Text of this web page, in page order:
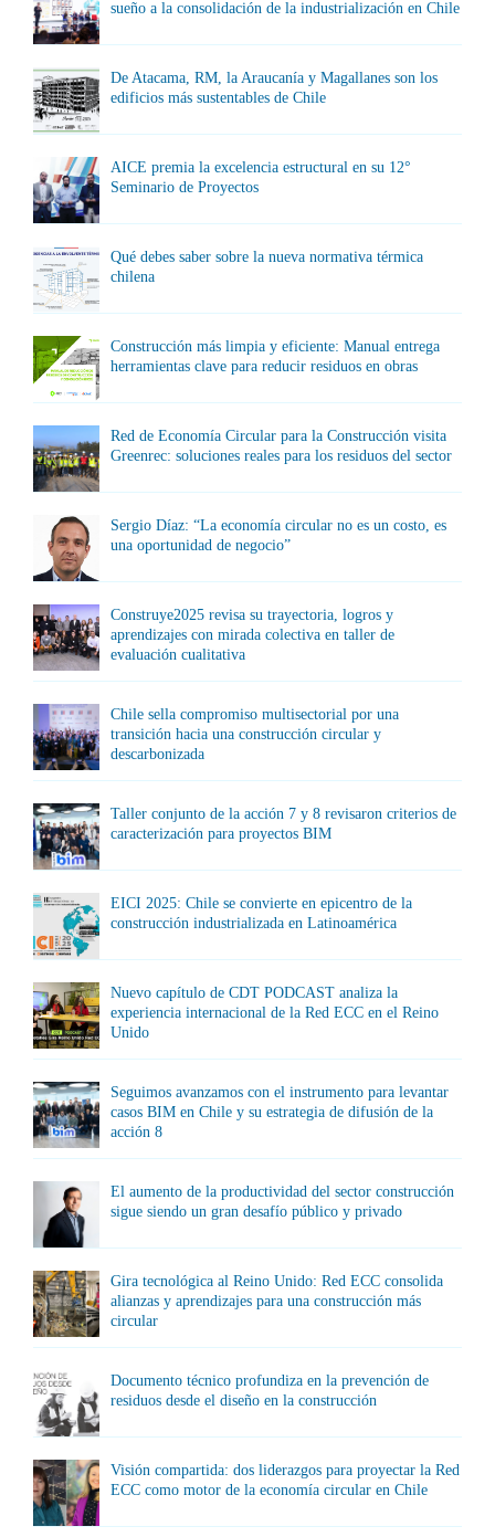
sueño a la consolidación de la industrialización en Chile
De Atacama, RM, la Araucanía y Magallanes son los
edificios más sustentables de Chile
AICE premia la excelencia estructural en su 12°
Seminario de Proyectos
Qué debes saber sobre la nueva normativa térmica
chilena
Construcción más limpia y eficiente: Manual entrega
herramientas clave para reducir residuos en obras
Red de Economía Circular para la Construcción visita
Greenrec: soluciones reales para los residuos del sector
Sergio Díaz: “La economía circular no es un costo, es
una oportunidad de negocio”
Construye2025 revisa su trayectoria, logros y
aprendizajes con mirada colectiva en taller de
evaluación cualitativa
Chile sella compromiso multisectorial por una
transición hacia una construcción circular y
descarbonizada
Taller conjunto de la acción 7 y 8 revisaron criterios de
caracterización para proyectos BIM
EICI 2025: Chile se convierte en epicentro de la
construcción industrializada en Latinoamérica
Nuevo capítulo de CDT PODCAST analiza la
experiencia internacional de la Red ECC en el Reino
Unido
Seguimos avanzamos con el instrumento para levantar
casos BIM en Chile y su estrategia de difusión de la
acción 8
El aumento de la productividad del sector construcción
sigue siendo un gran desafío público y privado
Gira tecnológica al Reino Unido: Red ECC consolida
alianzas y aprendizajes para una construcción más
circular
Documento técnico profundiza en la prevención de
residuos desde el diseño en la construcción
Visión compartida: dos liderazgos para proyectar la Red
ECC como motor de la economía circular en Chile